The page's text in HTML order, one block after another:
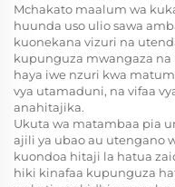
Mchakato maalum wa
huunda uso ulio sawa
kuonekana vizuri na
kupunguza mwangaza
haya iwe nzuri kwa
vya utamaduni, na vifaa
anahitajika.
Ukuta wa matambaa pia
ajili ya ubao au utengano
kuondoa hitaji la hatua
hiki kinafaa kupunguza